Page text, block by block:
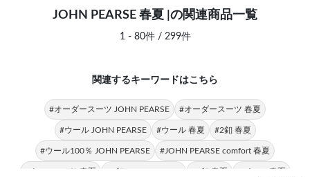
JOHN PEARSE 春夏 |の関連商品一覧
1 - 80件 / 299件
関連するキーワードはこちら
#オーダースーツ JOHN PEARSE #オーダースーツ 春夏
#ウール JOHN PEARSE #ウール 春夏 #2釦 春夏
#ウール100％ JOHN PEARSE #JOHN PEARSE comfort 春夏
#ウール100％ 春夏 #2釦 JOHN PEARSE #3釦 春夏 #パンツ 春夏